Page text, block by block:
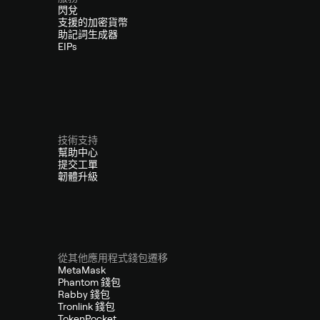
閃兌
支援的加密貨幣
助記詞生成器
EIPs
技術支持
幫助中心
提交工單
韌體升級
從其他應用程式錢包遷移
MetaMask
Phantom 錢包
Rabby 錢包
Tronlink 錢包